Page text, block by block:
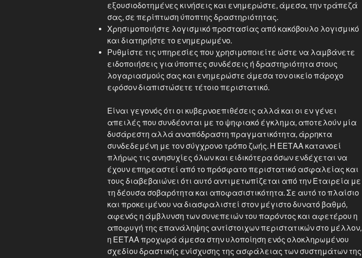
εξουσιοδοτημένες κινήσεις και ενημερώστε, άμεσα, την τράπεζά
σας, σε περίπτωση ύποπτης δραστηριότητας.
Χρησιμοποιήστε λογισμικό προστασίας από κακόβουλο λογισμικό
και διατηρήστε το ενημερωμένο.
Ρυθμίστε τις υπηρεσίες που χρησιμοποιείτε ώστε να λαμβάνετε
ειδοποιήσεις για ύποπτες συνδέσεις ή δραστηριότητα στους
λογαριασμούς σας και ενημερώστε άμεσα τον οικείο πάροχο
εφόσον διαπιστώσετε τέτοιο περιστατικό.
Είναι γεγονός ότι οι κυβερνοεπιθέσεις αλλά και οι εν γένει
απειλές που συνδέονται με το ψηφιακό έγκλημα, αποτελούν μία
δυσάρεστη αλλά αναπόδραστη πραγματικότητα, άρρηκτα
συνδεδεμένη με τον σύγχρονο τρόπο ζωής. Η ΕΕΤΑΑ κατανοεί
πλήρως τις ανησυχίες όλων και ειδικότερα όσων ενδέχεται να
έχουν επηρεαστεί από το πρόσφατο περιστατικό ασφαλείας και
τους διαβεβαιώνει ότι αυτό αντιμετωπίζεται από την Εταιρεία με
τη δέουσα σοβαρότητα και αποφασιστικότητα. Σε αυτό το πλαίσιο
και προκειμένου να διασφαλιστεί στον μέγιστο δυνατό βαθμό,
αφενός η άμβλυνση των συνεπειών του παρόντος και αφετέρου η
αποφυγή της επανάληψης αντίστοιχων περιστατικών στο μέλλον,
η ΕΕΤΑΑ προχωρά άμεσα στην υλοποίηση ενός ολοκληρωμένου
σχεδίου δραστικής ενίσχυσης της ασφάλειας των συστημάτων της